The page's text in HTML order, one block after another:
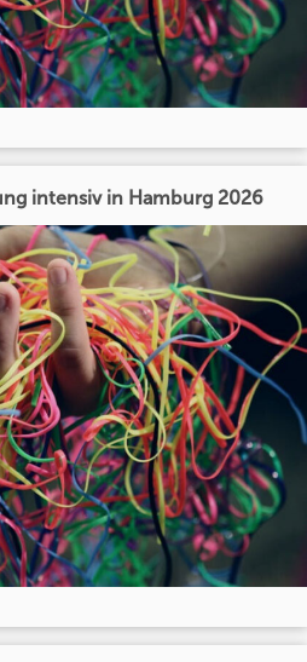
intensiv in Hamburg 2026